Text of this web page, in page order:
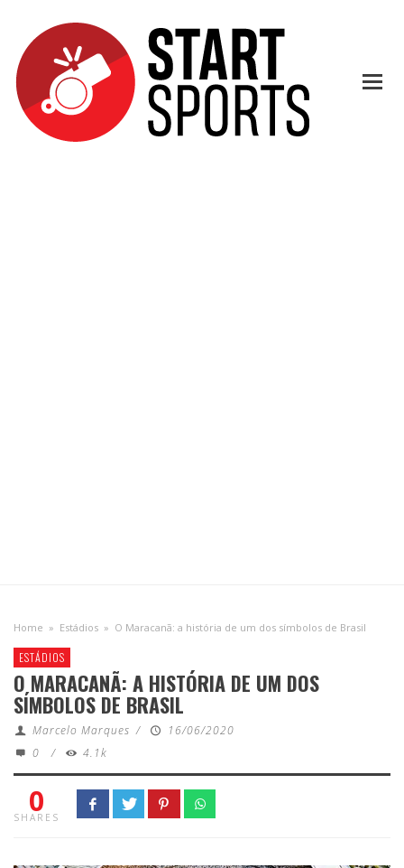
Home » Estádios » O Maracanã: a história de um dos símbolos de Brasil
ESTÁDIOS
O MARACANÃ: A HISTÓRIA DE UM DOS
SÍMBOLOS DE BRASIL
Marcelo Marques /
16/06/2020
0
/ 4.1k
0
SHARES